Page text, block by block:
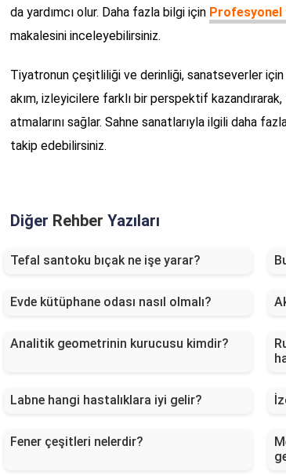
da yardımcı olur. Daha fazla bilgi için Profesyonel
makalesini inceleyebilirsiniz.
Tiyatronun çeşitliliği ve derinliği, sanatseverler
akım, izleyicilere farklı bir perspektif
atmalarını sağlar. Sahne sanatlarıyla ilgili daha
takip edebilirsiniz.
Diğer Rehber Yazıları
Tefal santoku bıçak ne işe yarar?
Evde kütüphane odası nasıl olmalı?
Analitik geometrinin kurucusu kimdir?
Labne hangi hastalıklara iyi gelir?
Fener çeşitleri nelerdir?